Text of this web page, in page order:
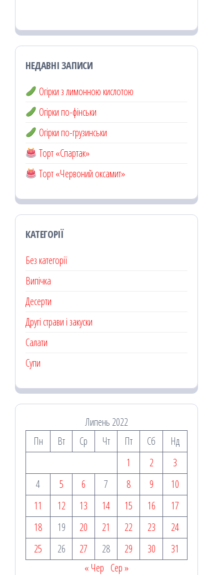
НЕДАВНІ ЗАПИСИ
Огірки з лимонною кислотою
Огірки по-фінськи
Огірки по-грузинськи
Торт «Спартак»
Торт «Червоний оксамит»
КАТЕГОРІЇ
Без категорії
Випічка
Десерти
Другі страви і закуски
Салати
Супи
Липень 2022
Пн
Вт Ср Чт Пт Сб
Нд
1
2
3
4
5 6 7 8 9
10
11
12 13 14 15 16
17
18
19 20 21 22 23
24
25
26 27 28 29 30
31
« Чер Сер »